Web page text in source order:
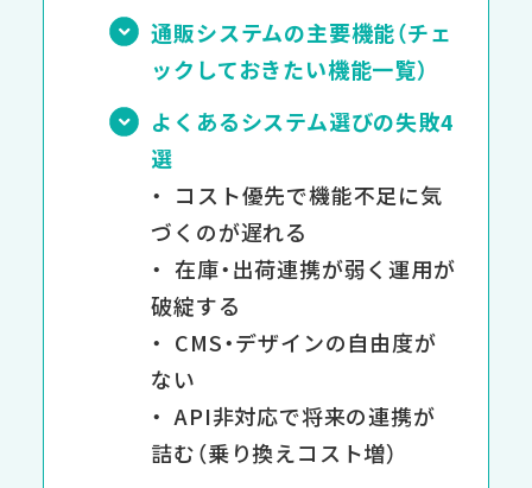
通販システムの主要機能（チェ
ックしておきたい機能一覧）
よくあるシステム選びの失敗4
選
コスト優先で機能不足に気
づくのが遅れる
在庫・出荷連携が弱く運用が
破綻する
CMS・デザインの自由度が
ない
API非対応で将来の連携が
詰む（乗り換えコスト増）